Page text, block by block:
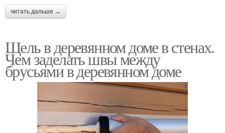
читать дальше →
Щель в деревянном доме в стенах.
Чем заделать швы между
брусьями в деревянном доме